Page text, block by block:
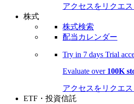
アクセスをリクエス
株式
株式検索
配当カレンダー
Try in 7 days Trial
Evaluate over 100K
アクセスをリクエス
ETF・投資信託